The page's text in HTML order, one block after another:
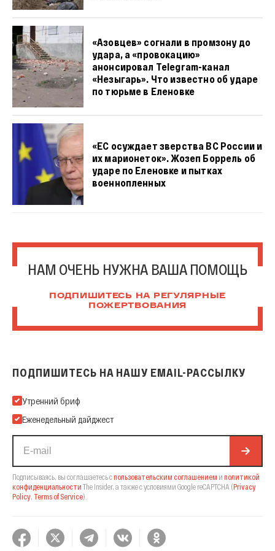
«Азовцев» согнали в промзону до
удара, а «провокацию»
анонсировал Telegram-канал
«Незыгарь». Что известно об ударе
по тюрьме в Еленовке
«ЕС осуждает зверства ВС России и
их марионеток». Жозеп Боррель об
ударе по Еленовке и пытках
военнопленных
НАМ ОЧЕНЬ НУЖНА ВАША ПОМОЩЬ
ПОДПИШИТЕСЬ НА РЕГУЛЯРНЫЕ
ПОЖЕРТВОВАНИЯ
ПОДПИШИТЕСЬ НА НАШУ EMAIL-РАССЫЛКУ
Подпишитесь на нашу Email-рассылку
Утренний бриф
Еженедельный дайджест
Подписываясь, вы соглашаетесь спользовательским соглашением и политикой
конфиденциальности The Insider, а также с условиями Google reCAPTCHA (Privacy
Policy, Terms of Service).